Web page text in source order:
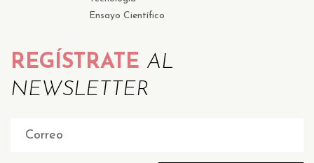
Ensayo Científico
REGÍSTRATE AL
NEWSLETTER